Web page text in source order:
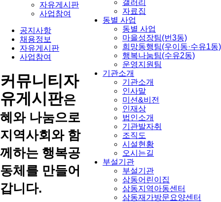
갤러리
자료집
동별 사업
동별 사업
마을성장팀(번3동)
희망동행팀(우이동·수유1동)
행복나눔팀(수유2동)
운영지원팀
기관소개
기관소개
인사말
미션&비전
인재상
법인소개
기관발자취
조직도
시설현황
오시는길
부설기관
부설기관
삼동어린이집
삼동지역아동센터
삼동재가방문요양센터
자유게시판
사업참여
공지사항
채용정보
자유게시판
사업참여
커뮤니티자
유게시판은
혜와 나눔으로
지역사회와 함
께하는 행복공
동체를 만들어
갑니다.